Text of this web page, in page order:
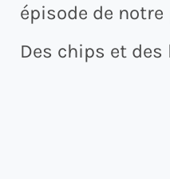
épisode de
Des chips et des